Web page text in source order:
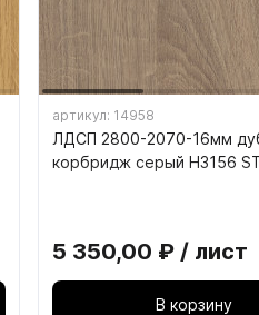
17. ШАБЛОНЫ, СТАНКИ,
ИНСТРУМЕНТ
артикул: 14958
ЛДСП 2800-2070-16мм
корбридж серый H3156
5 350,00 ₽ / лист
В корзину